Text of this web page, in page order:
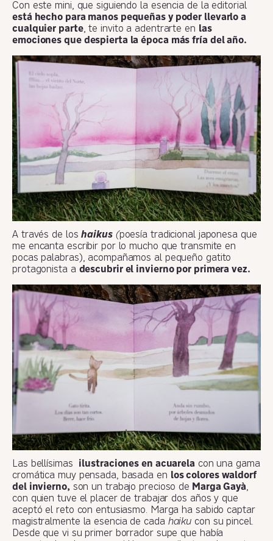
Con este mini, que siguiendo la esencia de la editorial
está hecho para manos pequeñas y poder llevarlo a
cualquier parte, te invito a adentrarte en las
emociones que despierta la época más fría del año.
A través de loshaikus(poesía tradicional japonesa que
me encanta escribir por lo mucho que transmite en
pocas palabras), acompañamos al pequeño gatito
protagonista a descubrir el invierno por primera vez.
Las bellísimas ilustraciones en acuarelacon una gama
cromática muy pensada, basada en los colores waldorf
del invierno, son un trabajo precioso de Marga Gayà,
con quien tuve el placer de trabajar dos años y que
aceptó el reto con entusiasmo. Marga ha sabido captar
magistralmente la esencia de cada haiku con su pincel.
Desde que vi su primer borrador supe que había